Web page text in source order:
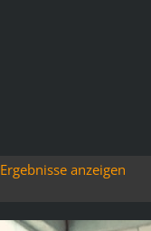
Ergebnisse anzeigen